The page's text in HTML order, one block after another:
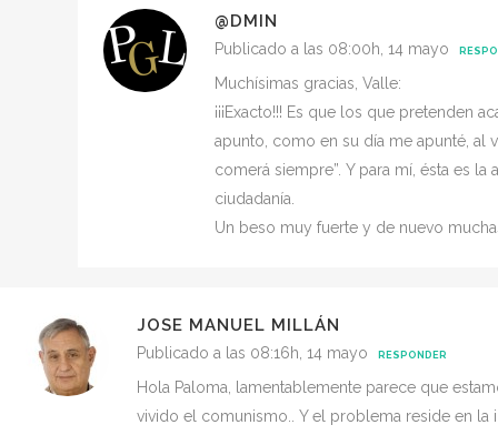
@DMIN
Publicado a las 08:00h, 14 mayo
Muchísimas gracias, Valle:
¡¡¡Exacto!!! Es que los que pretenden
apunto, como en su día me apunté, al
comerá siempre”. Y para mí, ésta es
ciudadanía.
Un beso muy fuerte y de nuevo
JOSE MANUEL MILLÁN
Publicado a las 08:16h, 14 mayo RESPONDER
Hola Paloma, lamentablemente parece que
vivido el comunismo.. Y el problema reside en la